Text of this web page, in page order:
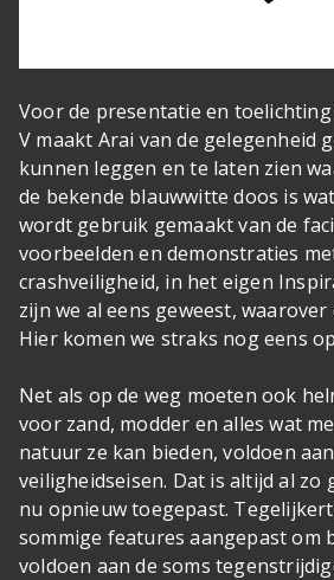
Voor de presentatie en toelichting
V maakt Arai van de gelegenheid
kunnen leggen en te laten zien
de bekende blauwwitte doos is
wordt gebruik gemaakt van de
voorbeelden en demonstraties
crashveiligheid, in het eigen
zijn we al eens geweest,
Hier komen we straks nog eens
Net als op de weg moeten ook
voor zand, modder en alles wat
natuur ze kan bieden, voldoen
veiligheidseisen. Dat is altijd al zo
nu opnieuw toegepast.
sommige features aangepast om
voldoen aan de soms